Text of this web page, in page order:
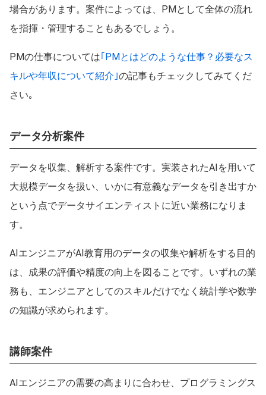
場合があります。案件によっては、PMとして全体の流れ
を指揮・管理することもあるでしょう。
PMの仕事については｢PMとはどのような仕事？必要なス
キルや年収について紹介｣の記事もチェックしてみてくだ
さい｡
データ分析案件
データを収集、解析する案件です。実装されたAIを用いて
大規模データを扱い、いかに有意義なデータを引き出すか
という点でデータサイエンティストに近い業務になりま
す。
AIエンジニアがAI教育用のデータの収集や解析をする目的
は、成果の評価や精度の向上を図ることです。いずれの業
務も、エンジニアとしてのスキルだけでなく統計学や数学
の知識が求められます。
講師案件
AIエンジニアの需要の高まりに合わせ、プログラミングス